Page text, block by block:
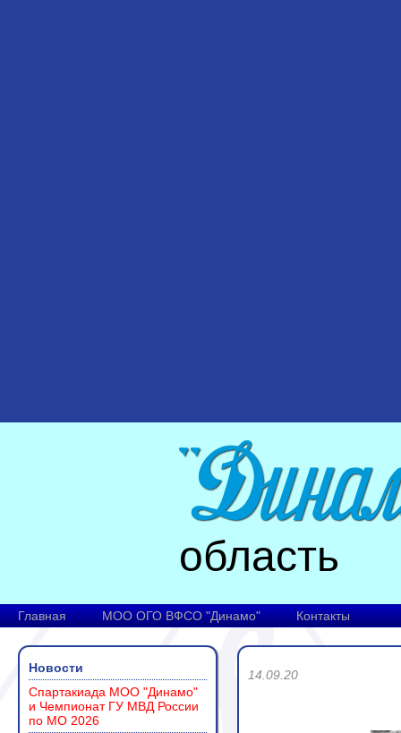
область
Главная МОО ОГО ВФСО "Динамо" Контакты
Новости
Спартакиада МОО "Динамо"
и Чемпионат ГУ МВД России
по МО 2026
14.09.20